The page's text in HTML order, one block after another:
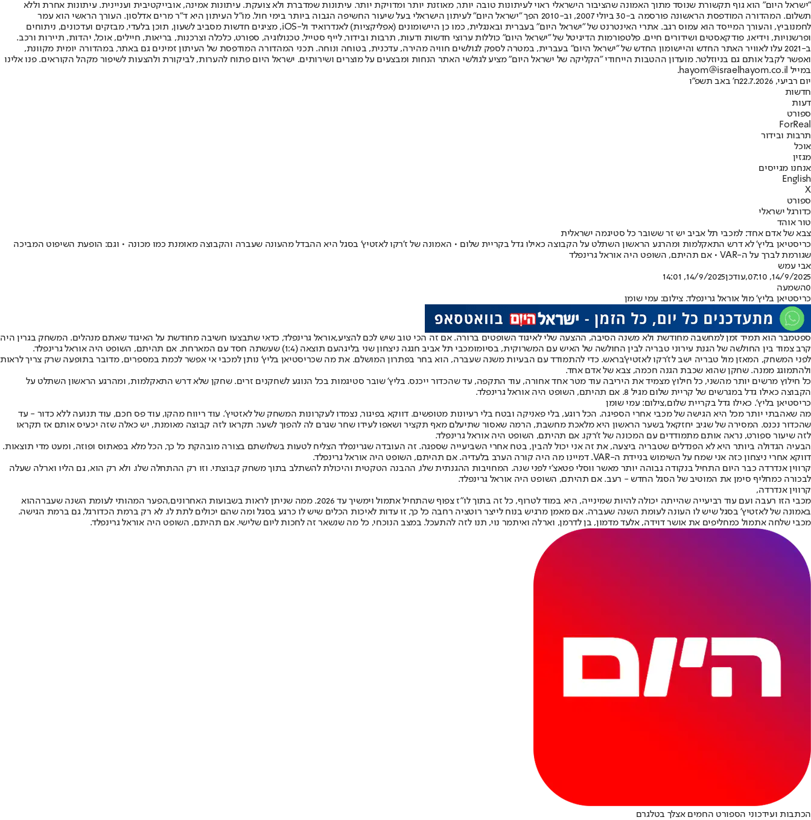
"ישראל היום" הוא גוף תקשורת שנוסד מתוך האמונה שהציבור הישראלי ראוי לעיתונות טובה יותר, מאוזנת יותר ומדויקת יותר. עיתונות שמדברת ולא צועקת. עיתונות אמינה, אובייקטיבית ועניינית. עיתונות אחרת וללא
תשלום. המהדורה המודפסת הראשונה פורסמה ב-30 ביולי 2007, וב-2010 הפך "ישראל היום" לעיתון הישראלי בעל שיעור החשיפה הגבוה ביותר בימי חול. מו"ל העיתון היא ד"ר מרים אדלסון. העורך הראשי הוא עמר
לחמנוביץ, והעורך המייסד הוא עמוס רגב. אתרי האינטרנט של "ישראל היום" בעברית ובאנגלית, כמו כן היישומונים (אפליקציות) לאנדרואיד ול-iOS, מציגים חדשות מסביב לשעון, תוכן בלעדי, מבזקים ועדכונים, ניתוחים
ופרשנויות, וידיאו, פודקאסטים ושידורים חיים. פלטפורמות הדיגיטל של "ישראל היום" כוללות ערוצי חדשות ודעות, תרבות ובידור, לייף סטייל, טכנולוגיה, ספורט, כלכלה וצרכנות, בריאות, חיילים, אוכל, יהדות, תיירות ורכב.
ב-2021 עלו לאוויר האתר החדש והיישומון החדש של "ישראל היום" בעברית, במטרה לספק לגולשים חוויה מהירה, עדכנית, בטוחה ונוחה. תכני המהדורה המודפסת של העיתון זמינים גם באתר, במהדורה יומית מקוונת,
ואפשר לקבל אותם גם בניוזלטר. מועדון ההטבות הייחודי "הקליקה של ישראל היום" מציע לגולשי האתר הנחות ומבצעים על מוצרים ושירותים. ישראל היום פתוח להערות, לביקורת ולהצעות לשיפור מקהל הקוראים. פנו אלינו
במייל hayom@israelhayom.co.il.
יום רביעי, 22.7.2026
ח' באב תשפ"ו
חדשות
דעות
ספורט
ForReal
תרבות ובידור
אוכל
מגזין
אנחנו מגייסים
English
X
ספורט
כדורגל ישראלי
טור אוהד
צבא של אדם אחד: למכבי תל אביב יש זר ששובר כל סטיגמה ישראלית
כריסטיאן בליץ' לא דרש התאקלמות ומהרגע הראשון השתלט על הקבוצה כאילו גדל בקריית שלום • האמונה של ז'רקו לאזטיץ' בסגל היא ההבדל מהעונה שעברה והקבוצה מאומנת כמו מכונה • וגם: הופעת השיפוט המביכה
שגורמת לברך על ה-VAR • אם תהיתם, השופט היה אוראל גרינפלד
אבי עמש
14/9/2025, 07:10
,עודכן14/9/2025, 14:01
0השמעה
כריסטיאן בליץ' מול אוראל גרינפלד. צילום: עמי שומן
ספטמבר הוא תמיד זמן למחשבה מחודשת ולא משנה הסיבה, ההצעה שלי לאיגוד השופטים ברורה. אם זה הכי טוב שיש לכם להציע,אוראל גרינפלד, כדאי שתבצעו חשיבה מחודשת על האיגוד שאתם מנהלים. המשחק בגרין היה
קרב צמוד בין החולשה של הגנת עירוני טבריה לבין החולשה של האיש עם המשרוקית, בסיומומכבי תל אביב חגגה ניצחון שני בליגהעם תוצאה (1:4) שעשתה חסד עם המארחת. אם תהיתם, השופט היה אוראל גרינפלד.
לפני המשחק, המאזן מול טבריה ישב לז'רקו לאזטיץ'בראש. כדי להתמודד עם הבעיות משנה שעברה, הוא בחר בפתרון המושלם. את מה שכריסטיאן בליץ' נותן למכבי אי אפשר לכמת במספרים, מדובר בתופעה שרק צריך לראות
ולהתמוגג ממנה. שחקן שהוא שכבת הגנה חכמה, צבא של אדם אחד.
כל חילוץ מרשים יותר מהשני, כל חילוץ מצמיד את היריבה עוד מטר אחד אחורה, עוד התקפה, עד שהכדור ייכנס. בליץ' שובר סטיגמות בכל הנוגע לשחקנים זרים. שחקן שלא דרש התאקלמות, ומהרגע הראשון השתלט על
הקבוצה כאילו גדל במגרשים של קריית שלום מגיל 8. אם תהיתם, השופט היה אוראל גרינפלד.
כריסטיאן בליץ'. כאילו גדל בקריית שלום,צילום: עמי שומן
מה שאהבתי יותר מכל היא הגישה של מכבי אחרי הספיגה. הכל רוגע, בלי פאניקה ובטח בלי רעיונות מטופשים. דווקא בפיגור, נצמדו לעקרונות המשחק של לאזטיץ'. עוד ריווח מהקו, עוד פס חכם, עוד תנועה ללא כדור - עד
שהכדור נכנס. המסירה של שגיב יחזקאל בשער הראשון היא מלאכת מחשבת, הרמה שאסור שתיעלם מאף תקציר ושאפו לעידו שחר שגרם לה להפוך לשער. תקראו לזה קבוצה מאומנת, יש כאלה שזה יכעיס אותם אז תקראו
לזה שיעור ספורט, נראה אותם מתמודדים עם המכונה של ז'רקו. אם תהיתם, השופט היה אוראל גרינפלד.
הבעיה הגדולה ביותר היא לא הפנדלים שטבריה ביצעה, את זה אני יכול להבין, בטח אחרי השביעייה שספגה. זה העובדה שגרינפלד הצליח לטעות בשלושתם בצורה מובהקת כל כך, הכל מלא בפאתוס ופוזה, ומעט מדי תוצאות.
דווקא אחרי ניצחון כזה אני שמח על השימוש בניידת ה-VAR. דמיינו מה היה קורה הערב בלעדיה. אם תהיתם, השופט היה אוראל גרינפלד.
קרווין אנדרדה כבר היום התחיל בנקודה גבוהה יותר מאשר ווסלי פטאצ'י לפני שנה. המחויבות ההגנתית שלו, ההבנה הטקטית והיכולת להשתלב בתוך משחק קבוצתי. וזו רק ההתחלה שלו. ולא רק הוא, גם הליו וארלה שעלה
לבכורה כמחליף סימן את המוטיב של הסגל החדש - רעב. אם תהיתם, השופט היה אוראל גרינפלד.
קרווין אנדרדה,
מכבי הזו רעבה ועם עוד רביעייה שהייתה יכולה להיות שמינייה, היא במוד לטרוף, כל זה בתוך לו"ז צפוף שהתחיל אתמול וימשיך עד 2026. ממה שניתן לראות בשבועות האחרונים,
הפער המהותי לעומת השנה שעברההוא
באמונה של לאזטיץ' בסגל שיש לו העונה לעומת השנה שעברה. אם מאמן מרגיש בנוח לייצר רוטציה רחבה כל כך, זו עדות לאיכות הכלים שיש לו כרגע בסגל ומה שהם יכולים לתת לו. לא רק ברמת הכדורגל, גם ברמת הגישה.
מכבי שלחה אתמול כמחליפים את אושר דוידה, אלעד מדמון, בן לדרמן, וארלה ואיתמר נוי, תנו לזה להתעכל. במצב הנוכחי, כל מה שנשאר זה לחכות ליום שלישי. אם תהיתם, השופט היה אוראל גרינפלד.
הכתבות ועידכוני הספורט החמים אצלך בטלגרם